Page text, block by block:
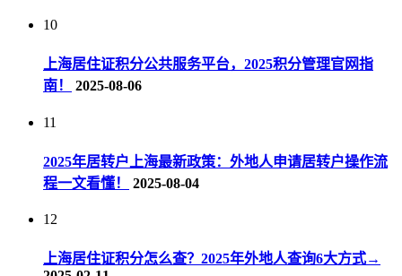
10
上海居住证积分公共服务平台，2025积分管理官网指
南！
2025-08-06
11
2025年居转户上海最新政策：外地人申请居转户操作流
程一文看懂！
2025-08-04
12
上海居住证积分怎么查？2025年外地人查询6大方式→